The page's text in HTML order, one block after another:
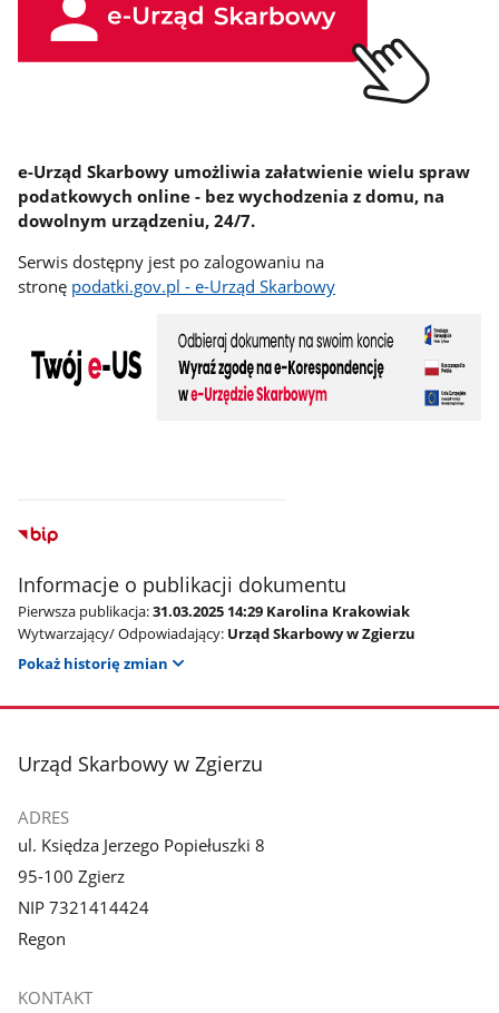
e-Urząd Skarbowy umożliwia załatwienie wielu spraw
podatkowych online - bez wychodzenia z domu, na
dowolnym urządzeniu, 24/7.
Serwis dostępny jest po zalogowaniu na
stronę podatki.gov.pl - e-Urząd Skarbowy
Informacje o publikacji dokumentu
Pierwsza publikacja:31.03.2025 14:29 Karolina Krakowiak
Wytwarzający/ Odpowiadający: Urząd Skarbowy w Zgierzu
Pokaż historię zmian
stopka
Urząd Skarbowy w Zgierzu
ADRES
ul. Księdza Jerzego Popiełuszki 8
95-100 Zgierz
NIP 7321414424
Regon
KONTAKT